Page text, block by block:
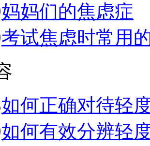
妈妈们的焦虑症
考试焦虑时常用
如何正确对待轻
如何有效分辨轻